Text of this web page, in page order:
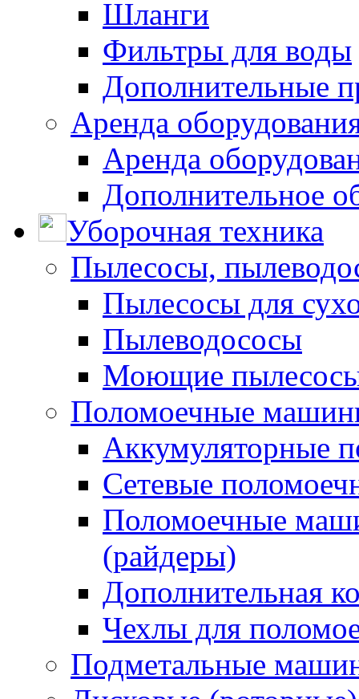
Шланги
Фильтры для воды
Дополнительные
Аренда
Аренда
Дополнительное
Уборочная техника
Пылесосы,
Пылесосы для
Пылеводососы
Моющие пылесосы
Поломоечные
Аккумуляторные
Сетевые
Поломоечные
(райдеры)
Дополнительная
Чехлы для
Подметальные